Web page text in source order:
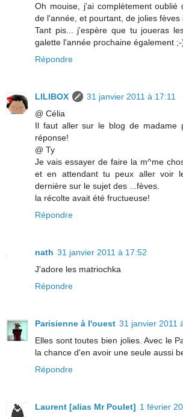
Oh mouise, j'ai complètement oublié
de l'année, et pourtant, de jolies fèves
Tant pis... j'espère que tu joueras
galette l'année prochaine également ;-
Répondre
LILIBOX
31 janvier 2011 à 17:11
@ Célia
Il faut aller sur le blog de madame
réponse!
@ Ty
Je vais essayer de faire la m^me
et en attendant tu peux aller voir
dernière sur le sujet des ...fèves.
la récolte avait été fructueuse!
Répondre
nath 31 janvier 2011 à 17:52
J'adore les matriochka
Répondre
Parisienne à l'ouest 31 janvier 2011
Elles sont toutes bien jolies. Avec le
la chance d'en avoir une seule aussi
Répondre
Laurent [alias Mr Poulet] 1 février